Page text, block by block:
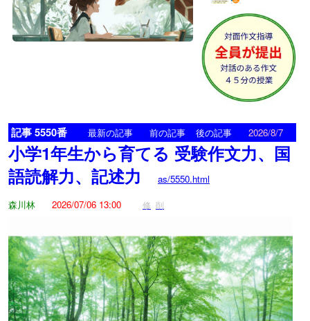
記事 5550番 最新の記事 前の記事 後の記事 2026/8/7
小学1年生から育てる 受験作文力、国
語読解力、記述力
as/5550.html
森川林
2026/07/06 13:00 修 削